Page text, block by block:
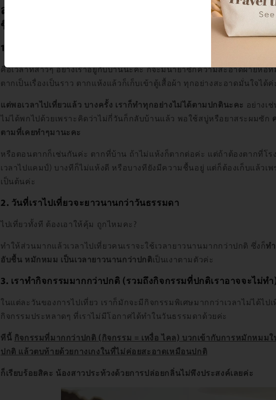
สาเหตุของปัญหากลิ่นที่อวัยวะเพศหญิง (ชายก็เป็นน
ขึ้นหลังการไปเที่ยว
1. การรักษาความสะอาดไม่เป็นไปตามปกติ
คือเวลาที่สาวๆ อย่างเราอยู่กับบ้านนะคะ ก็จะมีน้ำยาซักความสะอาดผ้ายี่ห้อ
ตากเป็นเรื่องเป็นราว ตากแห้งแล้วก็เก็บเข้าตู้เสื้อผ้า ทุกอย่างสะอาดมั่นใจได้ค่
แต่พอเวลาไปเที่ยวแล้ว บางครั้ง เราก็ทำทุกอย่างไม่ได้ตามปกตินะคะ อย่างเ
ไม่ได้พกไปด้วยเพราะคิดว่าไม่กี่วันก็กลับบ้านแล้ว พอใช้สบู่หรือยาสระผมซัก
ตามที่เคยทำๆมานะคะ
หรือตอนตากก็เช่นกันค่ะ ตากที่บ้าน ถ้าไม่แห้งก็ตากต่อค่ะ แต่ถ้าต้องตากที่โ
เวลาไปแคมป์) บางทีก็ไม่แห้งดี หรือบางทียังมีความชื้นอยู่ แต่ก็ต้องเก็บแล้วเพ
เป็นต้นค่ะ
2. วันที่เราไปเที่ยวจะยาวนานกว่าวันธรรมดา
ไปเที่ยวทั้งที ต้องเอาให้คุ้ม ถูกไหมคะ?
ทำให้ส่วนมากแล้วเวลาไปเที่ยวคนเราจะใช้เวลายาวนานมากกว่าปกติ ซึ่งก็ท
อับชื้น หมักหมม เป็นเวลายาวนานกว่าปกติเป็นเงาตามตัวค่ะ
3. เราทำกิจกรรมมากกว่าปกติ (รวมถึงกิจกรรมที่ปกติเราอาจจะไม่ทำ
ในแต่ละวันของการไปเที่ยว เราก็มักจะมีกิจกรรมพิเศษมากกว่าเวลาไม่ได้ไป
กิจกรรมประหลาดๆ ที่เราไม่มีโอกาศได้ทำในวันธรรมดาด้วยค่ะ
ทีนี้ กิจกรรมที่มากกว่าปกติ (กิจกรรม = เหงื่อ ไคล) บวกเข้ากับการหมักหมม
ปกติ แล้วตบท้ายด้วยกางเกงในที่ไม่ค่อยสะอาดเหมือนปกติ
ก็เรียบร้อยสิคะ น้องสาวประท้วงด้วยการปล่อยกลิ่นไม่พึงประสงค์เลยค่ะ